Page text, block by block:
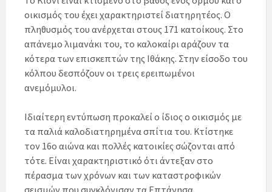
οικισμός του έχει χαρακτηριστεί διατηρητέος. Ο
πληθυσμός του ανέρχεται στους 171 κατοίκους. Στο
απάνεμο λιμανάκι του, το καλοκαίρι αράζουν τα
κότερα των επισκεπτών της Ιθάκης. Στην είσοδο του
κόλπου δεσπόζουν οι τρεις ερειπωμένοι
ανεμόμυλοι.
Ιδιαίτερη εντύπωση προκαλεί ο ίδιος ο οικισμός με
τα παλιά καλοδιατηρημένα σπίτια του. Κτίστηκε
τον 16ο αιώνα και πολλές κατοικίες σώζονται από
τότε. Είναι χαρακτηριστικό ότι άντεξαν στο
πέρασμα των χρόνων και των καταστροφικών
σεισμών που συγκλόνισαν τα Επτάνησα.